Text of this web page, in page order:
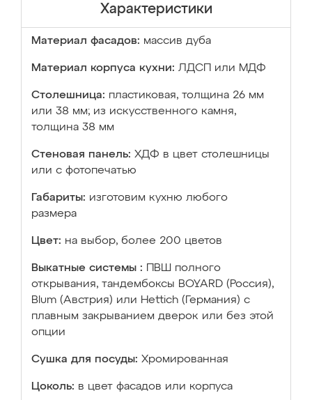
Характеристики
Материал фасадов: массив дуба
Материал корпуса кухни: ЛДСП или МДФ
Столешница: пластиковая, толщина 26 мм
или 38 мм; из искусственного камня,
толщина 38 мм
Стеновая панель: ХДФ в цвет столешницы
или с фотопечатью
Габариты: изготовим кухню любого
размера
Цвет: на выбор, более 200 цветов
Выкатные системы :
ПВШ полного
открывания, тандембоксы BOYARD (Россия),
Blum (Австрия) или Hettich (Германия) с
плавным закрыванием дверок или без этой
опции
Сушка для посуды: Хромированная
Цоколь: в цвет фасадов или корпуса